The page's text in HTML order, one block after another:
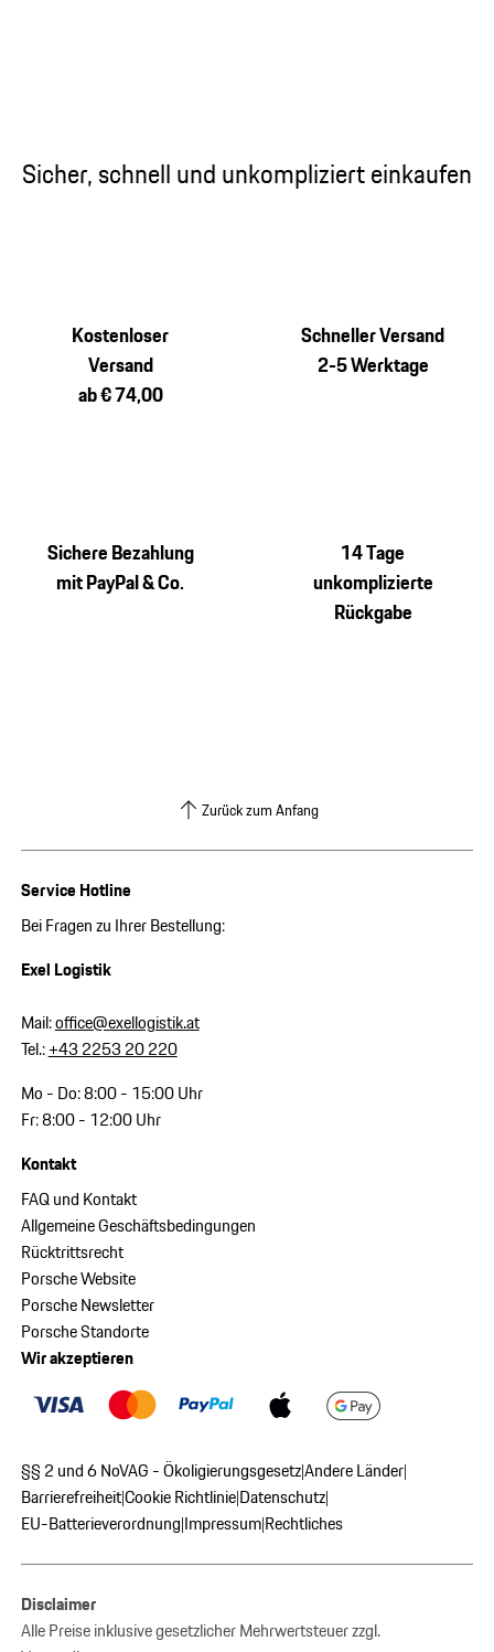
Sicher, schnell und unkompliziert einkaufen
Kostenloser
Versand
ab € 74,00
Schneller Versand
2-5 Werktage
Sichere Bezahlung
mit PayPal & Co.
14 Tage
unkomplizierte
Rückgabe
Zurück zum Anfang
Service Hotline
Bei Fragen zu Ihrer Bestellung:
Exel Logistik
Mail:office@exellogistik.at
Tel.:+43 2253 20 220
Mo - Do: 8:00 - 15:00 Uhr
Fr: 8:00 - 12:00 Uhr
Kontakt
FAQ und Kontakt
Allgemeine Geschäftsbedingungen
Rücktrittsrecht
Porsche Website
Porsche Newsletter
Porsche Standorte
Wir akzeptieren
§§ 2 und 6 NoVAG - Ökoligierungsgesetz|Andere Länder|
Barrierefreiheit|Cookie Richtlinie|Datenschutz|
EU-Batterieverordnung|Impressum|Rechtliches
Disclaimer
Alle Preise inklusive gesetzlicher Mehrwertsteuer zzgl.